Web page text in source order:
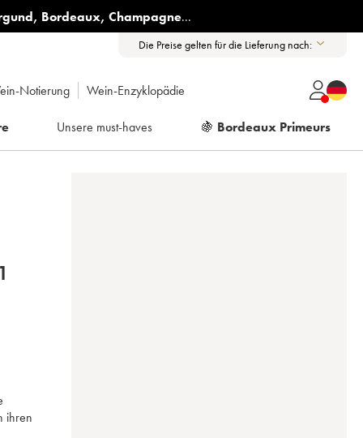
, Bordeaux, Champagne...
Die Preise gelten für die Lieferung nach:
Notierung Wein-Enzyklopädie
Unsere must-haves 🍇 Bordeaux Primeurs
ihren